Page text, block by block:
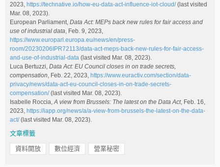
2023, https://technative.io/how-eu-data-act-influence-iot-cloud/(last visited
Mar. 08, 2023).
European Parliament, Data Act: MEPs back new rules for fair access and
use of industrial data, Feb. 9, 2023,
https://www.europarl.europa.eu/news/en/press-
room/20230206IPR72113/data-act-meps-back-new-rules-for-fair-access-
and-use-of-industrial-data (last visited Mar. 08, 2023).
Luca Bertuzzi, Data Act: EU Council closes in on trade secrets,
compensation, Feb. 22, 2023, https://www.euractiv.com/section/data-
privacy/news/data-act-eu-council-closes-in-on-trade-secrets-
compensation/(last visited Mar. 08, 2023).
Isabelle Roccia,A view from Brussels: The latest on the Data Act, Feb. 16,
2023, https://iapp.org/news/a/a-view-from-brussels-the-latest-on-the-data-
act/(last visited Mar. 08, 2023).
文章標籤
資料開放 數位經濟 營業秘密